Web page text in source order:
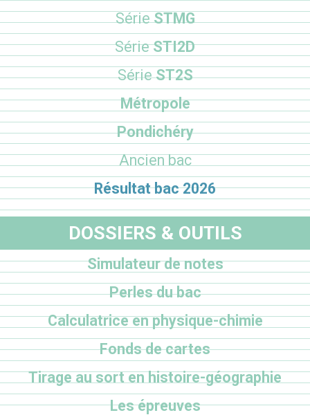
SérieSTMG
SérieSTI2D
SérieST2S
Métropole
Pondichéry
Ancien bac
Résultat bac 2026
DOSSIERS & OUTILS
Simulateur de notes
Perles du bac
Calculatrice en physique-chimie
Fonds de cartes
Tirage au sort en histoire-géographie
Les épreuves